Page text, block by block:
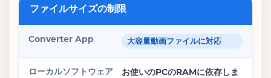
ファイルサイズの制限
大容量動画ファイルに対応
お使いのPCのRAMに依存しま